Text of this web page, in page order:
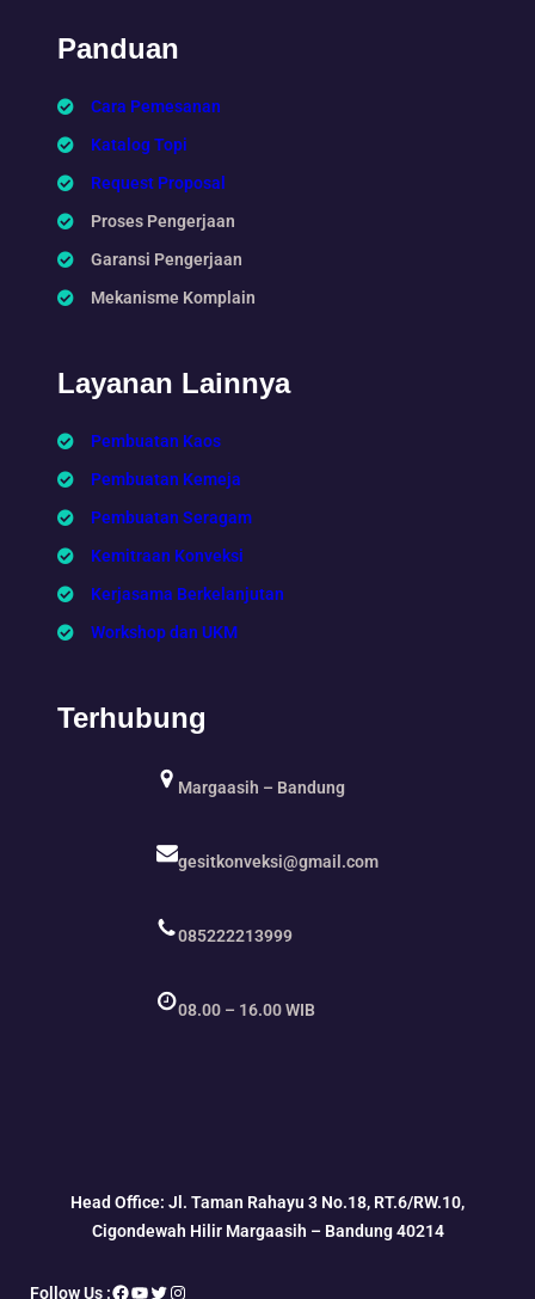
Panduan
Cara Pemesanan
Katalog Topi
Request Proposal
Proses Pengerjaan
Garansi Pengerjaan
Mekanisme Komplain
Layanan Lainnya
Pembuatan Kaos
Pembuatan Kemeja
Pembuatan Seragam
Kemitraan Konveksi
Kerjasama Berkelanjutan
Workshop dan UKM
Terhubung
Margaasih – Bandung
gesitkonveksi@gmail.com
085222213999
08.00 – 16.00 WIB
Head Office: Jl. Taman Rahayu 3 No.18, RT.6/RW.10,
Cigondewah Hilir Margaasih – Bandung 40214
Follow Us :Facebook
YouTube
Twitter
Instagram